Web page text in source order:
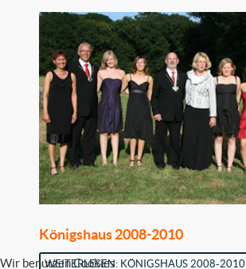
Königshaus 2008-2010
WEITERLESEN: KÖNIGSHAUS 2008-2010
Wir benutzen Cookies